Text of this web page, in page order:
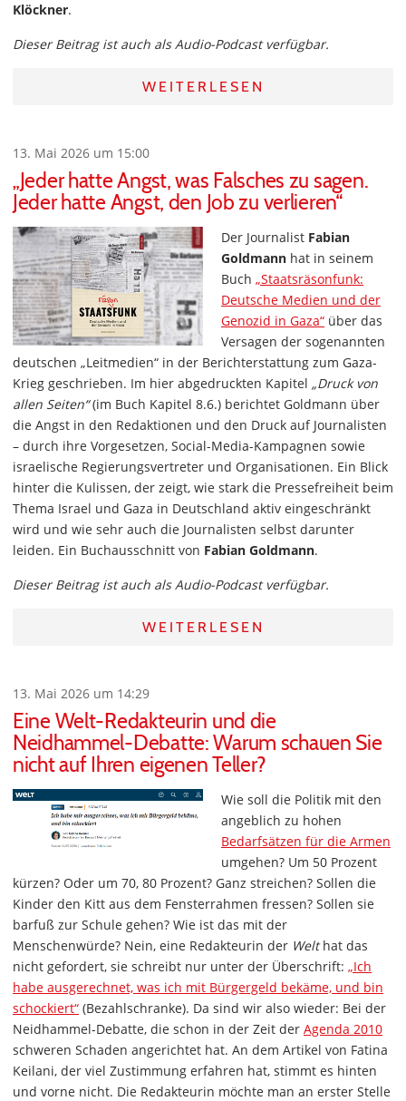
Klöckner.
Dieser Beitrag ist auch als Audio-Podcast verfügbar.
WEITERLESEN
13. Mai 2026 um 15:00
„Jeder hatte Angst, was Falsches zu sagen.
Jeder hatte Angst, den Job zu verlieren“
Der Journalist Fabian
Goldmann hat in seinem
Buch „Staatsräsonfunk:
Deutsche Medien und der
Genozid in Gaza“ über das
Versagen der sogenannten
deutschen „Leitmedien“ in der Berichterstattung zum Gaza-
Krieg geschrieben. Im hier abgedruckten Kapitel „Druck von
allen Seiten“(im Buch Kapitel 8.6.) berichtet Goldmann über
die Angst in den Redaktionen und den Druck auf Journalisten
– durch ihre Vorgesetzen, Social-Media-Kampagnen sowie
israelische Regierungsvertreter und Organisationen. Ein Blick
hinter die Kulissen, der zeigt, wie stark die Pressefreiheit beim
Thema Israel und Gaza in Deutschland aktiv eingeschränkt
wird und wie sehr auch die Journalisten selbst darunter
leiden. Ein Buchausschnitt von Fabian Goldmann.
Dieser Beitrag ist auch als Audio-Podcast verfügbar.
WEITERLESEN
13. Mai 2026 um 14:29
Eine Welt-Redakteurin und die
Neidhammel-Debatte: Warum schauen Sie
nicht auf Ihren eigenen Teller?
Wie soll die Politik mit den
angeblich zu hohen
Bedarfsätzen für die Armen
umgehen? Um 50 Prozent
kürzen? Oder um 70, 80 Prozent? Ganz streichen? Sollen die
Kinder den Kitt aus dem Fensterrahmen fressen? Sollen sie
barfuß zur Schule gehen? Wie ist das mit der
Menschenwürde? Nein, eine Redakteurin der Welthat das
nicht gefordert, sie schreibt nur unter der Überschrift: „Ich
habe ausgerechnet, was ich mit Bürgergeld bekäme, und bin
schockiert“ (Bezahlschranke). Da sind wir also wieder: Bei der
Neidhammel-Debatte, die schon in der Zeit der Agenda 2010
schweren Schaden angerichtet hat. An dem Artikel von Fatina
Keilani, der viel Zustimmung erfahren hat, stimmt es hinten
und vorne nicht. Die Redakteurin möchte man an erster Stelle